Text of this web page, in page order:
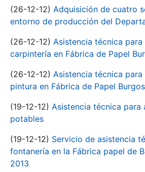
(26-12-12) Adquisición de cuatro
entorno de producción del
(26-12-12) Asistencia técnica
carpintería en Fábrica de Papel
(26-12-12) Asistencia técnica
pintura en Fábrica de Papel Burgos
(19-12-12) Asistencia técnica para
potables
(19-12-12) Servicio de asistencia
fontanería en la Fábrica papel de
2013